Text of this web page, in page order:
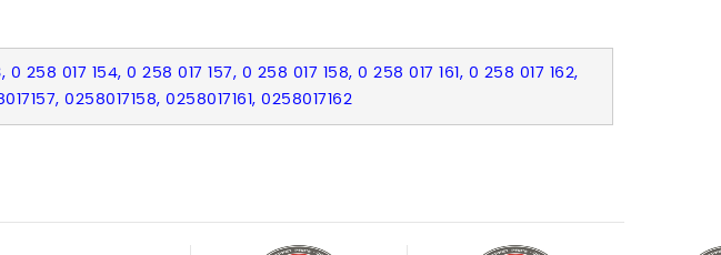
017 154, 0 258 017 157, 0 258 017 158, 0 258 017 161, 0 258 017 162,
0258017158, 0258017161, 0258017162